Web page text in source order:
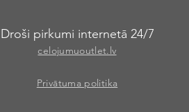
Droši pirkumi internetā 24/7
celojumuoutlet.lv
Privātuma politika